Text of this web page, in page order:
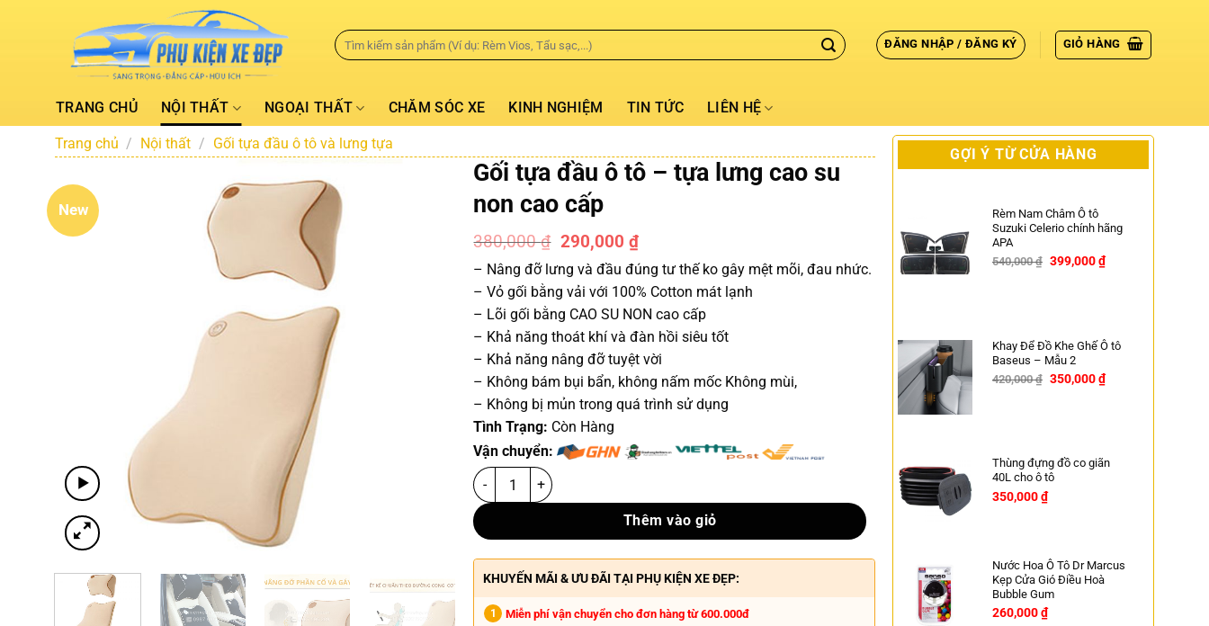
ĐĂNG NHẬP / ĐĂNG KÝ GIỎ HÀNG
TRANG CHỦ NỘI THẤT NGOẠI THẤT CHĂM SÓC XE KINH NGHIỆM TIN TỨC LIÊN HỆ
Trang chủ / Nội thất / Gối tựa đầu ô tô và lưng tựa
New
Gối tựa đầu ô tô – tựa lưng cao su
non cao cấp
380,000₫ 290,000₫
– Nâng đỡ lưng và đầu đúng tư thế ko gây mệt mõi, đau nhức.
– Vỏ gối bằng vải với 100% Cotton mát lạnh
– Lõi gối bằng CAO SU NON cao cấp
– Khả năng thoát khí và đàn hồi siêu tốt
– Khả năng nâng đỡ tuyệt vời
– Không bám bụi bẩn, không nấm mốc Không mùi,
– Không bị mủn trong quá trình sử dụng
Tình Trạng: Còn Hàng
Vận chuyển:
Thêm vào giỏ
KHUYẾN MÃI & ƯU ĐÃI TẠI PHỤ KIỆN XE ĐẸP:
Miễn phí vận chuyển cho đơn hàng từ 600.000đ
GỢI Ý TỪ CỬA HÀNG
Rèm Nam Châm Ô tô
Suzuki Celerio chính hãng
APA
540,000₫ 399,000₫
Khay Để Đồ Khe Ghế Ô tô
Baseus – Mẫu 2
420,000₫ 350,000₫
Thùng đựng đồ co giãn
40L cho ô tô
350,000₫
Nước Hoa Ô Tô Dr Marcus
Kẹp Cửa Gió Điều Hoà
Bubble Gum
260,000₫